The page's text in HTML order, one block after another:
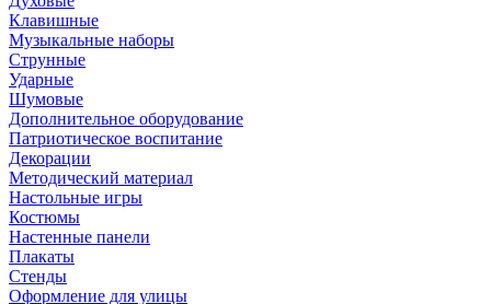
Клавишные
Музыкальные наборы
Струнные
Ударные
Шумовые
Дополнительное оборудование
Патриотическое воспитание
Декорации
Методический материал
Настольные игры
Костюмы
Настенные панели
Плакаты
Стенды
Оформление для улицы